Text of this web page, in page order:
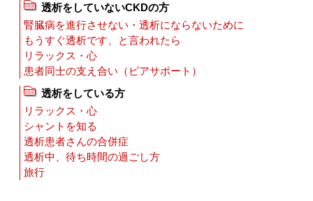
透析をしていないCKDの方
腎臓病を進行させない・透析にならないために
もうすぐ透析です、と言われたら
リラックス・心
患者同士の支え合い（ピアサポート）
透析をしている方
リラックス・心
シャントを知る
透析患者さんの合併症
透析中、待ち時間の過ごし方
旅行